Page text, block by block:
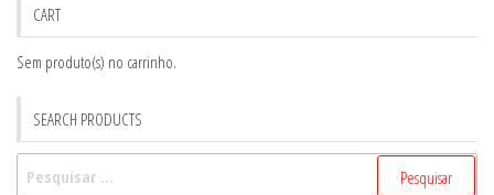
CART
Sem produto(s) no carrinho.
SEARCH PRODUCTS